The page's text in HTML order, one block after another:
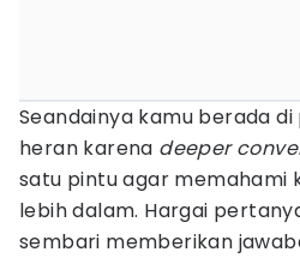
Seandainya kamu berada
heran karena deeper
satu pintu agar memahami
lebih dalam. Hargai
sembari memberikan